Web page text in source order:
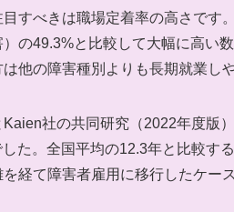
すべきは職場定着率の高さです。
）の49.3%と比較して大幅に高い
他の障害種別よりも長期就業し
社の共同研究（2022年度版
した。全国平均の12.3年と比較す
を経て障害者雇用に移行したケー